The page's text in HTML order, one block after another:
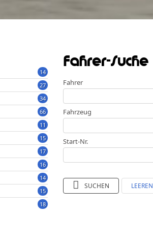
14
27
34
66
11
15
17
16
14
15
18
Fahrer-Suche
Fahrer
Fahrzeug
Start-Nr.
SUCHEN LEEREN